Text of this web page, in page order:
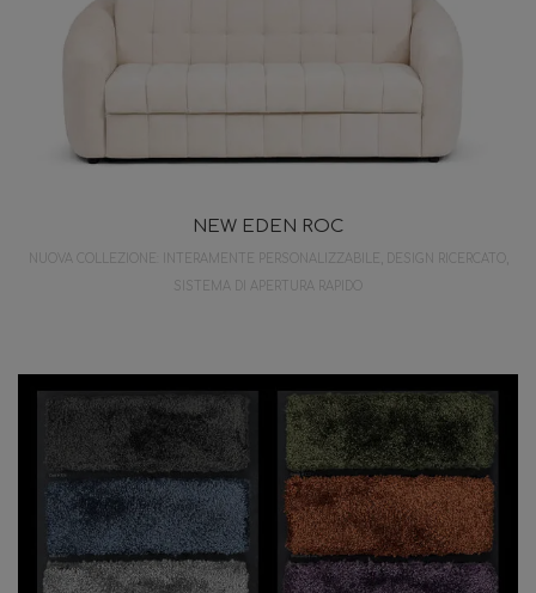
NEW EDEN ROC
NUOVA COLLEZIONE: INTERAMENTE PERSONALIZZABILE, DESIGN RICERCATO,
SISTEMA DI APERTURA RAPIDO